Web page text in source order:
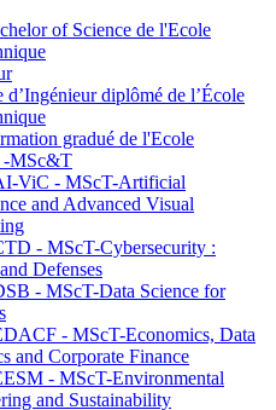
of Science de l'Ecole
d’Ingénieur diplômé de l’École
gradué de l'Ecole
-MSc&T
ViC - MScT-Artificial
and Advanced Visual
- MScT-Cybersecurity :
Defenses
- MScT-Data Science for
- MScT-Economics, Data
and Corporate Finance
- MScT-Environmental
and Sustainability